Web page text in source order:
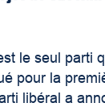
le seul parti
pour la
libéral a